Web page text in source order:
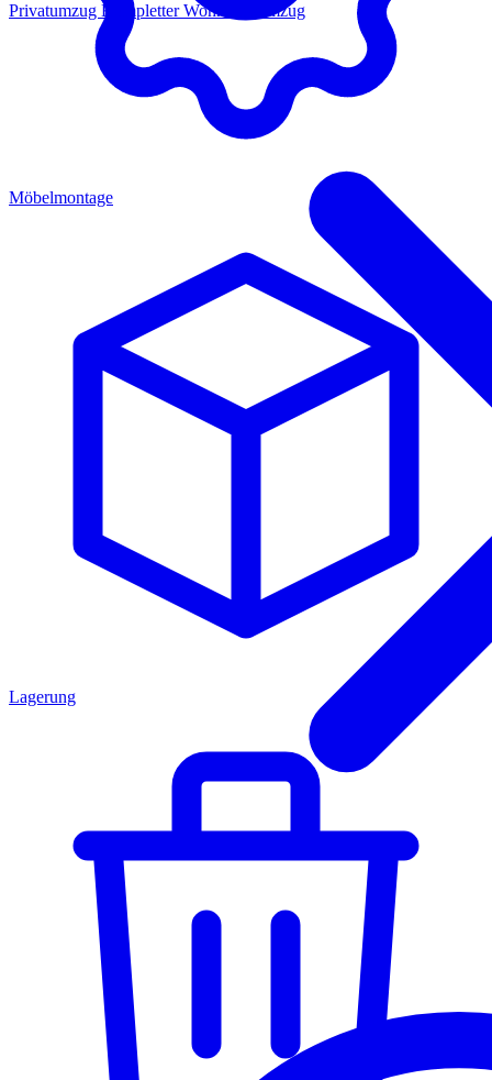
Privatumzug Kompletter Wohnungsumzug
Möbelmontage
Lagerung